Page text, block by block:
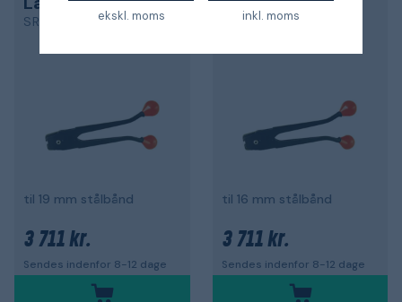
ekskl. moms inkl. moms
SRC-3423
til 19 mm stålbånd
3 711 kr.
Sendes indenfor 8-12 dage
SRC-5823
til 16 mm stålbånd
3 711 kr.
Sendes indenfor 8-12 dage